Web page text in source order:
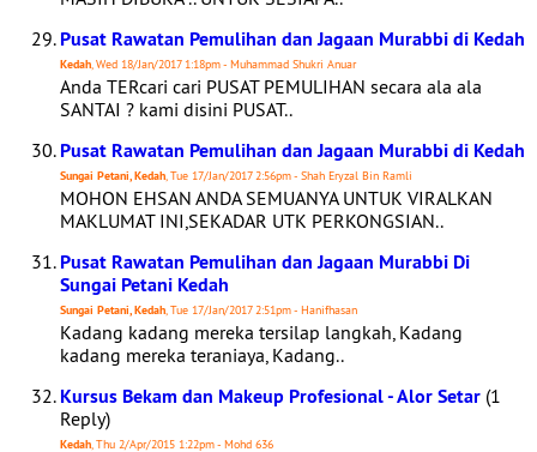
Pusat Rawatan Pemulihan dan Jagaan Murabbi di Kedah
Kedah, Wed 18/Jan/2017 1:18pm - Muhammad Shukri Anuar
Anda TERcari cari PUSAT PEMULIHAN secara ala ala
SANTAI ? kami disini PUSAT..
Pusat Rawatan Pemulihan dan Jagaan Murabbi di Kedah
Sungai Petani, Kedah, Tue 17/Jan/2017 2:56pm - Shah Eryzal Bin Ramli
MOHON EHSAN ANDA SEMUANYA UNTUK VIRALKAN
MAKLUMAT INI,SEKADAR UTK PERKONGSIAN..
Pusat Rawatan Pemulihan dan Jagaan Murabbi Di
Sungai Petani Kedah
Sungai Petani, Kedah, Tue 17/Jan/2017 2:51pm - Hanifhasan
Kadang kadang mereka tersilap langkah, Kadang
kadang mereka teraniaya, Kadang..
Kursus Bekam dan Makeup Profesional - Alor Setar (1
Reply)
Kedah, Thu 2/Apr/2015 1:22pm - Mohd 636